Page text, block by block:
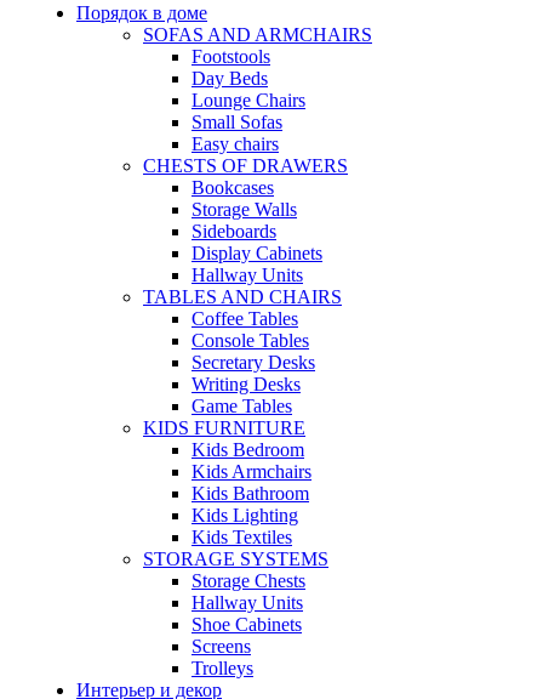
Порядок в доме
SOFAS AND ARMCHAIRS
Footstools
Day Beds
Lounge Chairs
Small Sofas
Easy chairs
CHESTS OF DRAWERS
Bookcases
Storage Walls
Sideboards
Display Cabinets
Hallway Units
TABLES AND CHAIRS
Coffee Tables
Console Tables
Secretary Desks
Writing Desks
Game Tables
KIDS FURNITURE
Kids Bedroom
Kids Armchairs
Kids Bathroom
Kids Lighting
Kids Textiles
STORAGE SYSTEMS
Storage Chests
Hallway Units
Shoe Cabinets
Screens
Trolleys
Интерьер и декор